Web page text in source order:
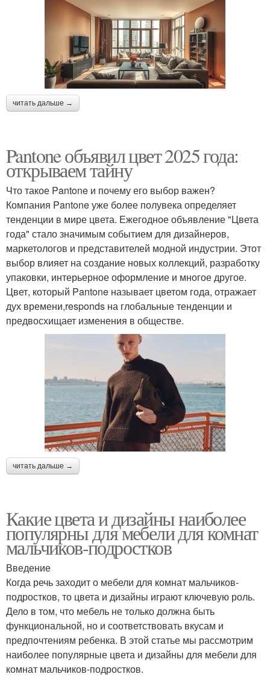
читать дальше →
Pantone объявил цвет 2025 года:
открываем тайну
Что такое Pantone и почему его выбор важен?
Компания Pantone уже более полувека определяет
тенденции в мире цвета. Ежегодное объявление "Цвета
года" стало значимым событием для дизайнеров,
маркетологов и представителей модной индустрии. Этот
выбор влияет на создание новых коллекций, разработку
упаковки, интерьерное оформление и многое другое.
Цвет, который Pantone называет цветом года, отражает
дух времени,responds на глобальные тенденции и
предвосхищает изменения в обществе.
читать дальше →
Какие цвета и дизайны наиболее
популярны для мебели для комнат
мальчиков-подростков
Введение
Когда речь заходит о мебели для комнат мальчиков-
подростков, то цвета и дизайны играют ключевую роль.
Дело в том, что мебель не только должна быть
функциональной, но и соответствовать вкусам и
предпочтениям ребенка. В этой статье мы рассмотрим
наиболее популярные цвета и дизайны для мебели для
комнат мальчиков-подростков.